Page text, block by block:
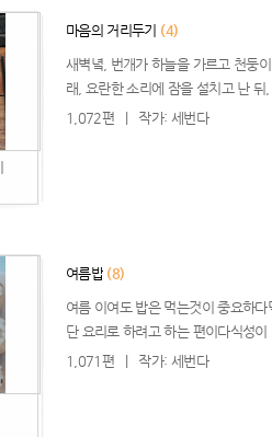
마음의 거리두기 (4)
새벽녘, 번개가 하늘을 가르고 천둥
래, 요란한 소리에 잠을 설치고 난 뒤
1,072편
작가: 세번다
여름밥 (8)
여름 이여도 밥은 먹는것이 중요하
단 요리로 하려고 하는 편이다식성이
1,071편
작가: 세번다